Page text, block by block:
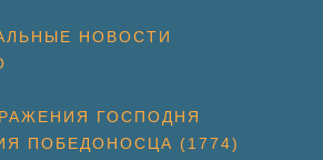
НОВОСТИ
ГОСПОДНЯ
ПОБЕДОНОСЦА (1774)